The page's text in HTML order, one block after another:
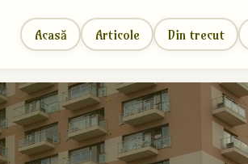
Acasă Articole Din trecut